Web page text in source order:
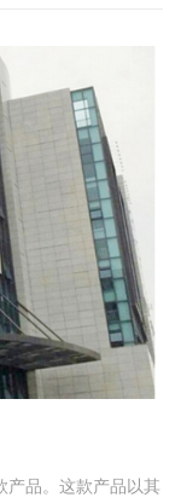
产品。这款产品以其